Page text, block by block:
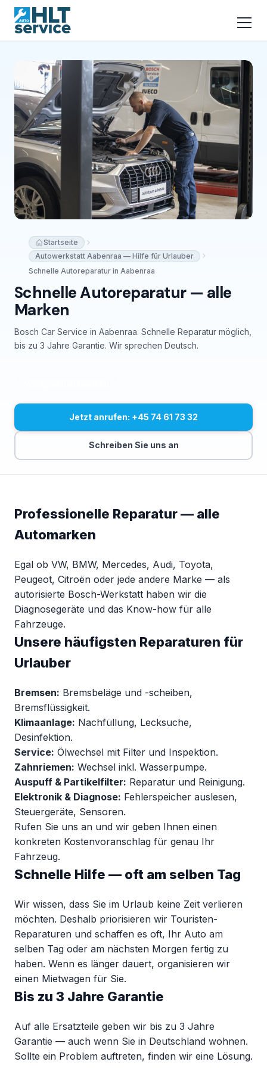
Startseite
Autowerkstatt Aabenraa — Hilfe für Urlauber
Schnelle Autoreparatur in Aabenraa
Schnelle Autoreparatur — alle
Marken
Bosch Car Service in Aabenraa. Schnelle Reparatur möglich,
bis zu 3 Jahre Garantie. Wir sprechen Deutsch.
Jetzt anrufen: +45 74 61 73 32
Schreiben Sie uns an
Professionelle Reparatur — alle
Automarken
Egal ob VW, BMW, Mercedes, Audi, Toyota,
Peugeot, Citroën oder jede andere Marke — als
autorisierte Bosch-Werkstatt haben wir die
Diagnosegeräte und das Know-how für alle
Fahrzeuge.
Unsere häufigsten Reparaturen für
Urlauber
Bremsen: Bremsbeläge und -scheiben,
Bremsflüssigkeit.
Klimaanlage: Nachfüllung, Lecksuche,
Desinfektion.
Service: Ölwechsel mit Filter und Inspektion.
Zahnriemen: Wechsel inkl. Wasserpumpe.
Auspuff & Partikelfilter: Reparatur und Reinigung.
Elektronik & Diagnose: Fehlerspeicher auslesen,
Steuergeräte, Sensoren.
Rufen Sie uns an und wir geben Ihnen einen
konkreten Kostenvoranschlag für genau Ihr
Fahrzeug.
Schnelle Hilfe — oft am selben Tag
Wir wissen, dass Sie im Urlaub keine Zeit verlieren
möchten. Deshalb priorisieren wir Touristen-
Reparaturen und schaffen es oft, Ihr Auto am
selben Tag oder am nächsten Morgen fertig zu
haben. Wenn es länger dauert, organisieren wir
einen Mietwagen für Sie.
Bis zu 3 Jahre Garantie
Auf alle Ersatzteile geben wir bis zu 3 Jahre
Garantie — auch wenn Sie in Deutschland wohnen.
Sollte ein Problem auftreten, finden wir eine Lösung.